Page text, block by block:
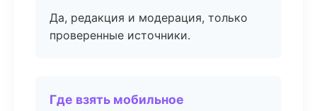
Да, редакция и модерация, только
проверенные источники.
Где взять мобильное